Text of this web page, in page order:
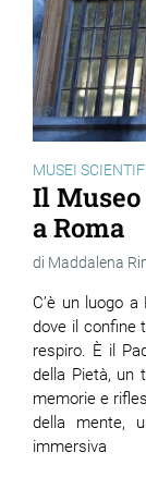
MUSEI
Il
a Roma
Maddalena
C’è un luogo
dove il confine
respiro. È il
della Pietà, un
memorie e
della mente,
immersiva